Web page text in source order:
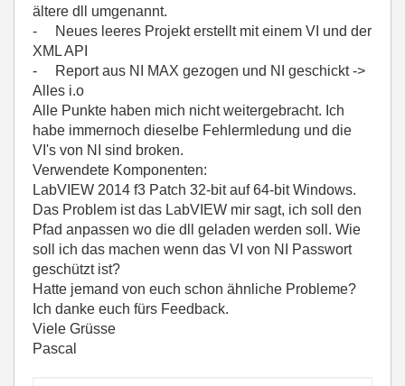
ältere dll umgenannt.
- Neues leeres Projekt erstellt mit einem VI und der
XML API
- Report aus NI MAX gezogen und NI geschickt ->
Alles i.o
Alle Punkte haben mich nicht weitergebracht. Ich
habe immernoch dieselbe Fehlermledung und die
VI's von NI sind broken.
Verwendete Komponenten:
LabVIEW 2014 f3 Patch 32-bit auf 64-bit Windows.
Das Problem ist das LabVIEW mir sagt, ich soll den
Pfad anpassen wo die dll geladen werden soll. Wie
soll ich das machen wenn das VI von NI Passwort
geschützt ist?
Hatte jemand von euch schon ähnliche Probleme?
Ich danke euch fürs Feedback.
Viele Grüsse
Pascal